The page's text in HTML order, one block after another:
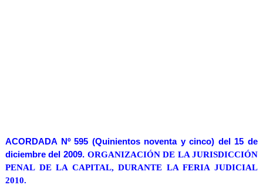
ACORDADA Nº 595 (Quinientos noventa y cinco) del 15 de
diciembre del 2009. ORGANIZACIÓN DE LA JURISDICCIÓN
PENAL DE LA CAPITAL, DURANTE LA FERIA JUDICIAL
2010.